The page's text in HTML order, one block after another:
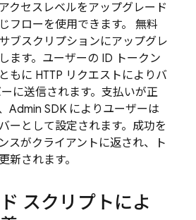
クセスレベルをアップグレード
フローを使用できます。 無料
ブスクリプションにアップグレ
ます。ユーザーの ID トークン
もに HTTP リクエストによりバ
に送信されます。支払いが正
Admin SDK によりユーザーは
ーとして設定されます。成功を
スがクライアントに返され、ト
新されます。
スクリプトによ